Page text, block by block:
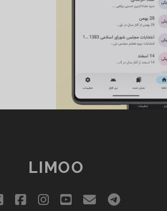
LIMOO
twitterfacebookinstagram
youtube
emailtelegram